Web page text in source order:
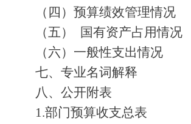
（四）预算绩效管理情况
（五）
国有资产占用情况
（六）一般性支出情况
七、专业名词解释
八、公开附表
1.部门预算收支总表